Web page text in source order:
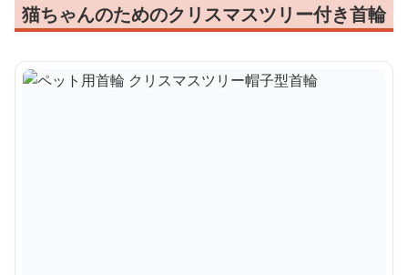
猫ちゃんのためのクリスマスツリー付き首輪